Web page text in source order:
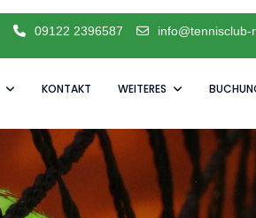
09122 2396587
KONTAKT WEITERES